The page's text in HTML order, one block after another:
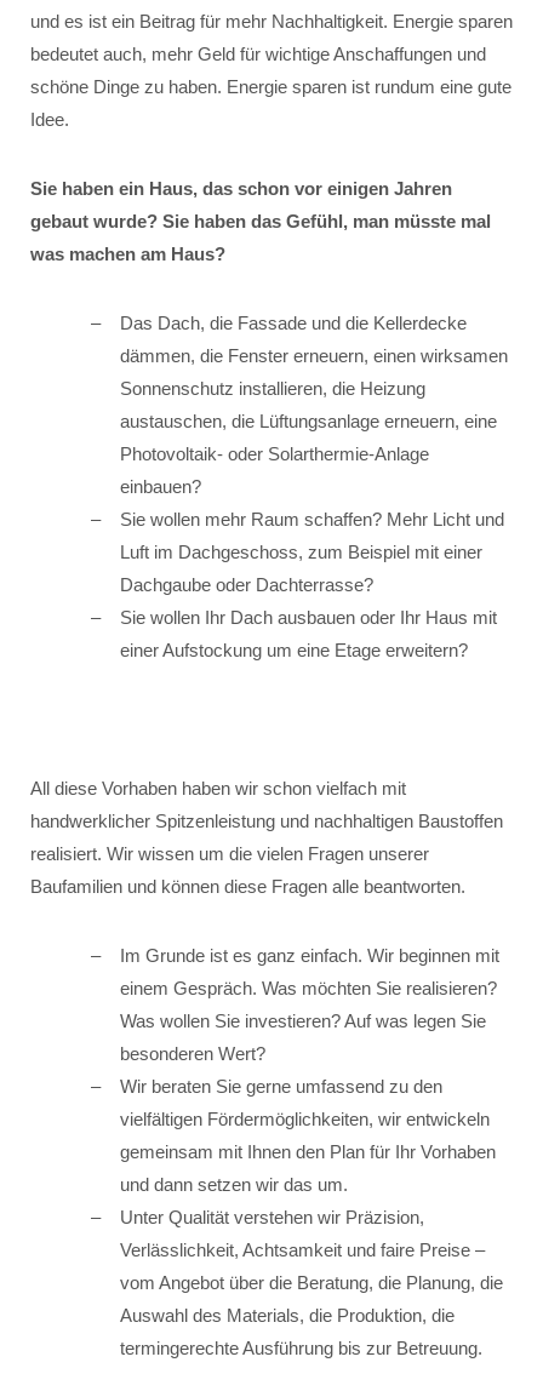
und es ist ein Beitrag für mehr Nachhaltigkeit. Energie sparen
bedeutet auch, mehr Geld für wichtige Anschaffungen und
schöne Dinge zu haben. Energie sparen ist rundum eine gute
Idee.
Sie haben ein Haus, das schon vor einigen Jahren
gebaut wurde? Sie haben das Gefühl, man müsste mal
was machen am Haus?
Das Dach, die Fassade und die Kellerdecke
dämmen, die Fenster erneuern, einen wirksamen
Sonnenschutz installieren, die Heizung
austauschen, die Lüftungsanlage erneuern, eine
Photovoltaik- oder Solarthermie-Anlage
einbauen?
Sie wollen mehr Raum schaffen? Mehr Licht und
Luft im Dachgeschoss, zum Beispiel mit einer
Dachgaube oder Dachterrasse?
Sie wollen Ihr Dach ausbauen oder Ihr Haus mit
einer Aufstockung um eine Etage erweitern?
All diese Vorhaben haben wir schon vielfach mit
handwerklicher Spitzenleistung und nachhaltigen Baustoffen
realisiert. Wir wissen um die vielen Fragen unserer
Baufamilien und können diese Fragen alle beantworten.
Im Grunde ist es ganz einfach. Wir beginnen mit
einem Gespräch. Was möchten Sie realisieren?
Was wollen Sie investieren? Auf was legen Sie
besonderen Wert?
Wir beraten Sie gerne umfassend zu den
vielfältigen Fördermöglichkeiten, wir entwickeln
gemeinsam mit Ihnen den Plan für Ihr Vorhaben
und dann setzen wir das um.
Unter Qualität verstehen wir Präzision,
Verlässlichkeit, Achtsamkeit und faire Preise –
vom Angebot über die Beratung, die Planung, die
Auswahl des Materials, die Produktion, die
termingerechte Ausführung bis zur Betreuung.